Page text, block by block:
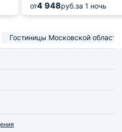
от4 948руб.за 1 ночь
Гостиницы Московской области